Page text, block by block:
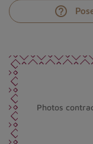
help_outline
Photos